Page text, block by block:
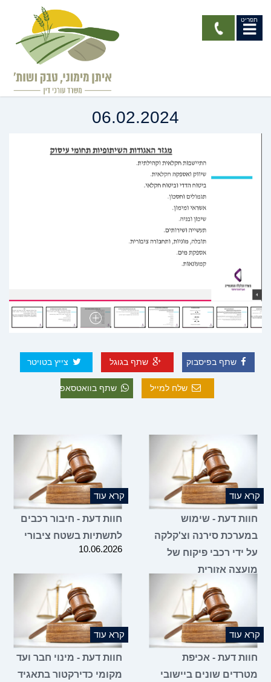
תפריט
הרצאה - רשמת האגודות
השיתופיות כרגולטור
06.02.2024
שתף בפיסבוק שתף בגוגל צייץ בטויטר
שלח למייל שתף בוואטסאפ
קרא עוד
חוות דעת - שימוש
במערכת סירנה וצ'קלקה
על ידי רכבי פיקוח של
מועצה אזורית
קרא עוד
חוות דעת - חיבור רכבים
לתשתיות בשטח ציבורי
10.06.2026
קרא עוד
חוות דעת - אכיפת
מטרדים שונים ביישובי
קרא עוד
חוות דעת - מינוי חבר ועד
מקומי כדירקטור בתאגיד